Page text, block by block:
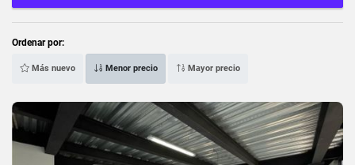
Ordenar por:
Más nuevo Menor precio Mayor precio